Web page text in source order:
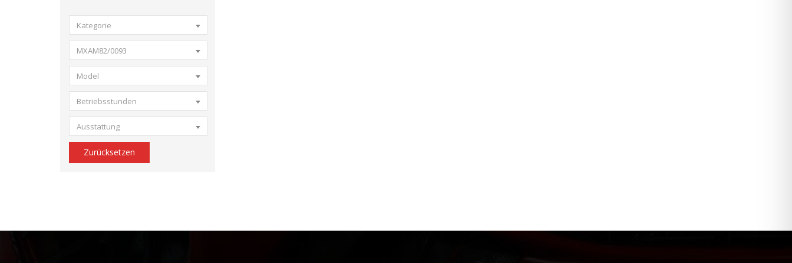
Kategorie
MXAM82/0093
Model
Betriebsstunden
Ausstattung
Zurücksetzen